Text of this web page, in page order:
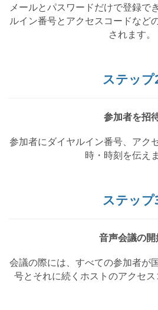
メールとパスワードだけで登録で
ルイン番号とアクセスコードなど
されます。
ステップ
参加者を招
参加者にダイヤルイン番号、アク
時・時刻を伝えま
ステップ
音声会議の開
会議の際には、すべての参加者が
号とそれに続くホストのアクセス